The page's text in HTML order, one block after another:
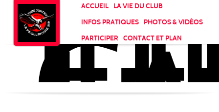
ACCUEIL
LA VIE DU CLUB
INFOS PRATIQUES
PHOTOS & VIDÉOS
PARTICIPER
CONTACT ET PLAN
Panneau de gestion des cookies